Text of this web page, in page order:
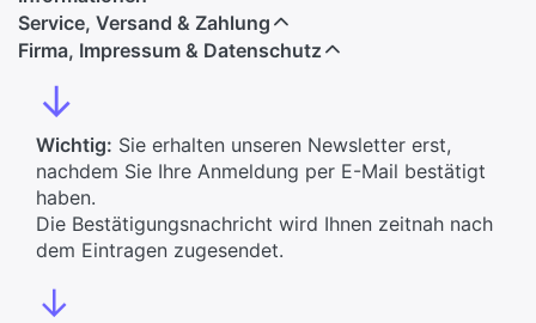
Service, Versand & Zahlung
Firma, Impressum & Datenschutz
↓
Wichtig: Sie erhalten unseren Newsletter erst,
nachdem Sie Ihre Anmeldung per E-Mail bestätigt
haben.
Die Bestätigungsnachricht wird Ihnen zeitnah nach
dem Eintragen zugesendet.
↓